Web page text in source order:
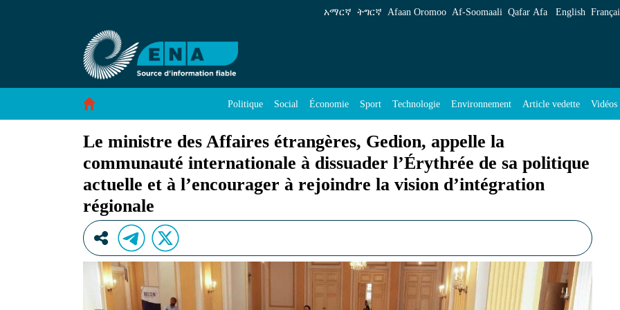
Le ministre des Affaires étrangères, Gedion, appelle la communauté internationale à
አማርኛ ትግርኛ Afaan Oromoo Af‑Soomaali Qafar Afa English
Politique Social Économie Sport Technologie Environnement Article vedette Vidéos
Le ministre des Affaires étrangères, Gedion, appelle la
communauté internationale à dissuader l’Érythrée de sa politique
actuelle et à l’encourager à rejoindre la vision d’intégration
régionale